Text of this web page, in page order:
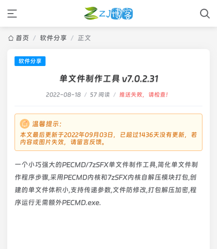
首页 / 软件分享 / 正文
软件分享
单文件制作工具 v7.0.2.31
2022-08-18 / 57 阅读 / 推送失败，请检查！
温馨提示：
本文最后更新于2022年09月03日，已超过1436天没有更新，若
内容或图片失效，请留言反馈。
一个小巧强大的PECMD/7zSFX单文件制作工具,简化单文件制
作程序步骤,采用PECMD内核和7zSFX内核自解压模块打包,创
建的单文件体积小,支持传递参数,文件防修改,打包解压加密,程
序运行无需额外PECMD.exe.